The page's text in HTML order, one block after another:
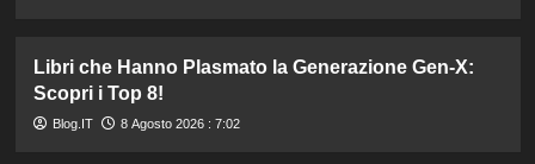
Libri che Hanno Plasmato la Generazione Gen-X:
Scopri i Top 8!
Blog.IT 8 Agosto 2026 : 7:02